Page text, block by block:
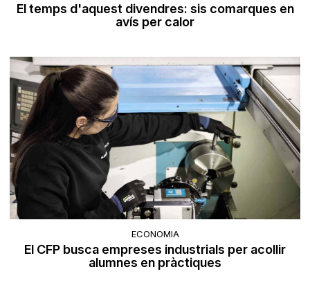
El temps d'aquest divendres: sis comarques en
avís per calor
ECONOMIA
El CFP busca empreses industrials per acollir
alumnes en pràctiques